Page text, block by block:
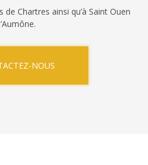
Chartres ainsi qu’à Saint Ouen
NOUS